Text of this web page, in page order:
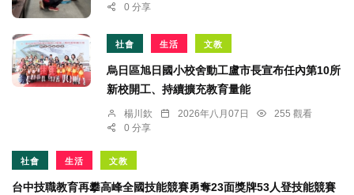
0 分享
社會 生活 文教
烏日區旭日國小校舍動工盧市長宣布任內第10所
新校開工、持續擴充教育量能
楊川欽 2026年八月07日
255 觀看
0 分享
社會 生活 文教
台中技職教育再攀高峰全國技能競賽勇奪23面獎牌53人登技能競賽